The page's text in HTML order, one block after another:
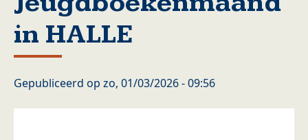
in HALLE
Gepubliceerd op zo, 01/03/2026 - 09:56